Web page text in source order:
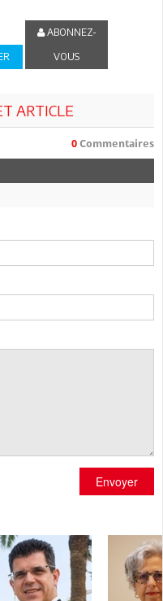
ABONNEZ-
VOUS
ARTICLE
0 Commentaires
Envoyer